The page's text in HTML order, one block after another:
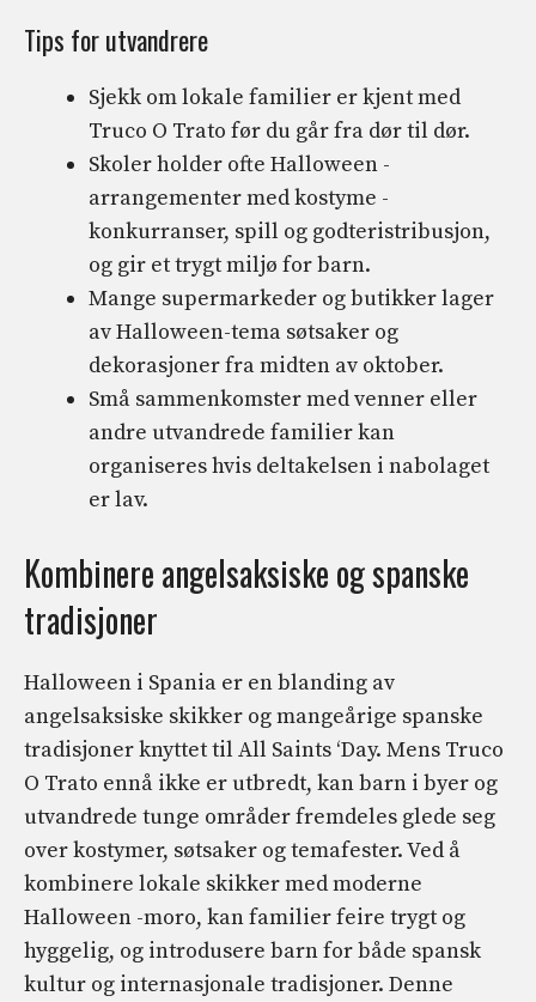
Tips for utvandrere
Sjekk om lokale familier er kjent med
Truco O Trato før du går fra dør til dør.
Skoler holder ofte Halloween -
arrangementer med kostyme -
konkurranser, spill og godteristribusjon,
og gir et trygt miljø for barn.
Mange supermarkeder og butikker lager
av Halloween-tema søtsaker og
dekorasjoner fra midten av oktober.
Små sammenkomster med venner eller
andre utvandrede familier kan
organiseres hvis deltakelsen i nabolaget
er lav.
Kombinere angelsaksiske og spanske
tradisjoner
Halloween i Spania er en blanding av
angelsaksiske skikker og mangeårige spanske
tradisjoner knyttet til All Saints ‘Day. Mens Truco
O Trato ennå ikke er utbredt, kan barn i byer og
utvandrede tunge områder fremdeles glede seg
over kostymer, søtsaker og temafester. Ved å
kombinere lokale skikker med moderne
Halloween -moro, kan familier feire trygt og
hyggelig, og introdusere barn for både spansk
kultur og internasjonale tradisjoner. Denne